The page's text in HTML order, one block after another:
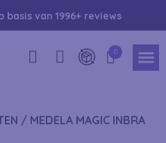
basis van 1996+ reviews
0
/ MEDELA MAGIC INBRA